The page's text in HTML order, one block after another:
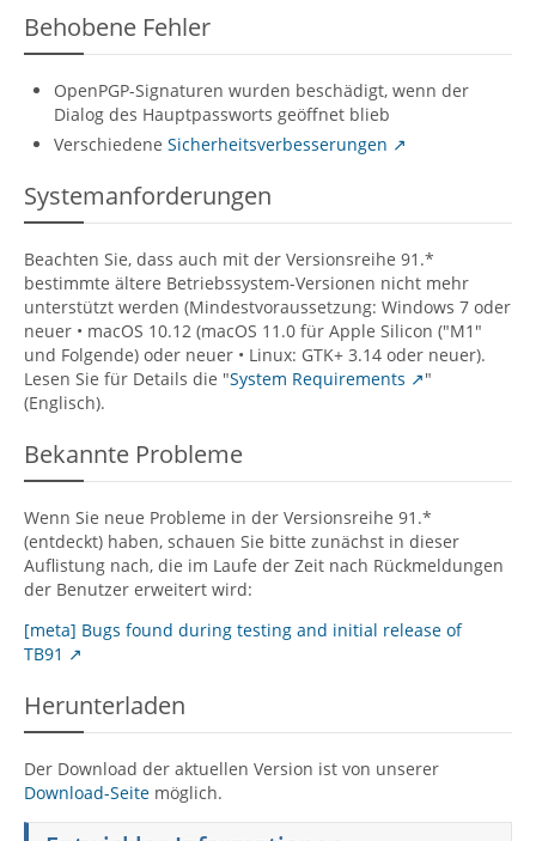
Behobene Fehler
OpenPGP-Signaturen wurden beschädigt, wenn der
Dialog des Hauptpassworts geöffnet blieb
Verschiedene Sicherheitsverbesserungen
Systemanforderungen
Beachten Sie, dass auch mit der Versionsreihe 91.*
bestimmte ältere Betriebssystem-Versionen nicht mehr
unterstützt werden (Mindestvoraussetzung: Windows 7 oder
neuer • macOS 10.12 (macOS 11.0 für Apple Silicon ("M1"
und Folgende) oder neuer • Linux: GTK+ 3.14 oder neuer).
Lesen Sie für Details die "System Requirements
"
(Englisch).
Bekannte Probleme
Wenn Sie neue Probleme in der Versionsreihe 91.*
(entdeckt) haben, schauen Sie bitte zunächst in dieser
Auflistung nach, die im Laufe der Zeit nach Rückmeldungen
der Benutzer erweitert wird:
[meta] Bugs found during testing and initial release of
TB91
Herunterladen
Der Download der aktuellen Version ist von unserer
Download-Seite möglich.